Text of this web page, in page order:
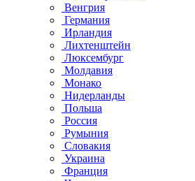
Венгрия
Германия
Ирландия
Лихтенштейн
Люксембург
Молдавия
Монако
Нидерланды
Польша
Россия
Румыния
Словакия
Украина
Франция